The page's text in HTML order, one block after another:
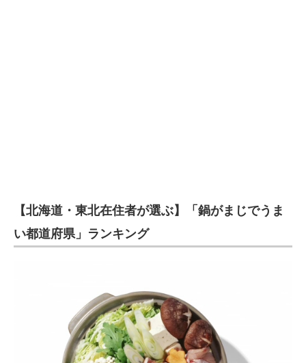
【北海道・東北在住者が選ぶ】「鍋がまじでうま
い都道府県」ランキング